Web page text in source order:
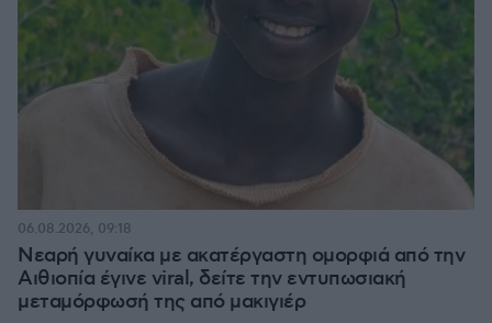
Νεαρή γυναίκα με ακατέργαστη ομορφιά από την
Αιθιοπία έγινε viral, δείτε την εντυπωσιακή
μεταμόρφωσή της από μακιγιέρ
06.08.2026, 09:18